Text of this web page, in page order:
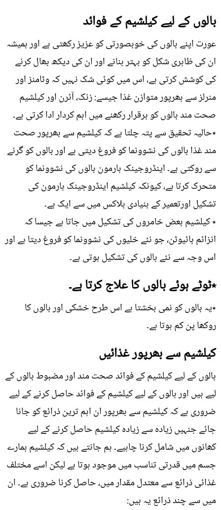
بالوں کے لیے کیلشیم کے فوائد
عورت اپنے بالوں کی خوبصورتی کو عزیز رکھتی ہے اور ہمیشہ
ان کی ظاہری شکل کو بہتر بنانے اور ان کی دیکھ بھال کرنے
کی کوشش کرتی ہے، اس میں کوئی شک نہیں کہ وٹامنز اور
منرلز سے بھرپور متوازن غذا جیسے: زنک، آئرن اور کیلشیم
صحت مند بالوں کو برقرار رکھنے میں اہم کردار ادا کرتی ہے۔
٭حالیہ تحقیق سے پتہ چلتا ہے کہ کیلشیم سے بھرپور صحت
مند غذا بالوں کی نشوونما کو فروغ دیتی ہے اور بالوں کو گرنے
سے روکتی ہے۔ اینڈروجینک ہارمون بالوں کی نشوونما کو
متحرک کرتا ہے، کیونکہ کیلشیم اینڈروجینک ہارمون کی
تشکیل اورتعمیر کے بنیادی بلاکس میں سے ایک ہے۔
٭ کیلشیم بعض خامروں کی تشکیل میں جاتا ہے جیسا کہ
انزائم بائیوٹن، جو نئے خلیوں کی نشوونما کو فروغ دیتا ہے اور
اس وجہ سے نئے بالوں کی تشکیل ہوتی ہے۔
٭ٹوٹے ہوئے بالوں کا علاج کرتا ہے۔
٭یہ بالوں کو نمی بخشتا ہے اس طرح خشکی اور بالوں کا
روکھا پن کم ہوتا ہے۔
کیلشیم سے بھرپور غذائیں
بالوں کے لیے کیلشیم کے فوائد صحت مند اور مضبوط بالوں کے
لیے ہیں اور بالوں کے لیے کیلشیم کے فوائد حاصل کرنے کے لیے
ضروری ہے کہ کیلشیم سے بھرپور ان اہم ترین ذرائع کو جانا
جائے جنہیں زیادہ سے زیادہ کیلشیم حاصل کرنے کے لیے
کھانوں میں شامل کرنا چاہیے۔ ہم جانتے ہیں کہ کیلشیم ہمارے
جسم میں قدرتی تناسب میں موجود ہوتا ہے لیکن اسے مختلف
غذائی ذرائع سے معتدل مقدار میں، حاصل کرنا ضروری ہے۔ ان
میں سے چند ذرائع یہ ہیں: